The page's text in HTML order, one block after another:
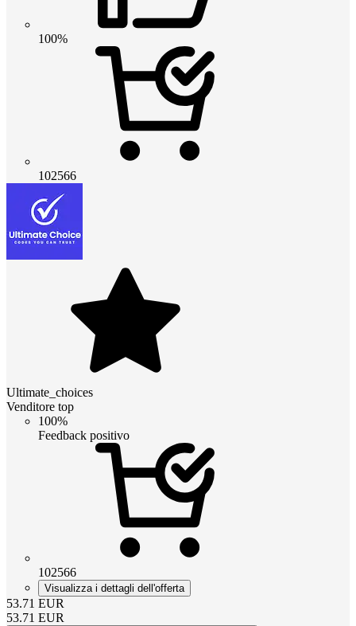
100%
102566
Ultimate_choices
Venditore top
100%
Feedback positivo
102566
Visualizza i dettagli dell'offerta
53.71 EUR
53.71 EUR